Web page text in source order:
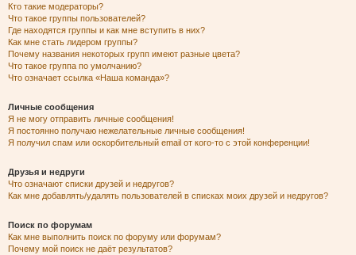
Кто такие модераторы?
Что такое группы пользователей?
Где находятся группы и как мне вступить в них?
Как мне стать лидером группы?
Почему названия некоторых групп имеют разные цвета?
Что такое группа по умолчанию?
Что означает ссылка «Наша команда»?
Личные сообщения
Я не могу отправить личные сообщения!
Я постоянно получаю нежелательные личные сообщения!
Я получил спам или оскорбительный email от кого-то с этой конференции!
Друзья и недруги
Что означают списки друзей и недругов?
Как мне добавлять/удалять пользователей в списках моих друзей и недругов?
Поиск по форумам
Как мне выполнить поиск по форуму или форумам?
Почему мой поиск не даёт результатов?